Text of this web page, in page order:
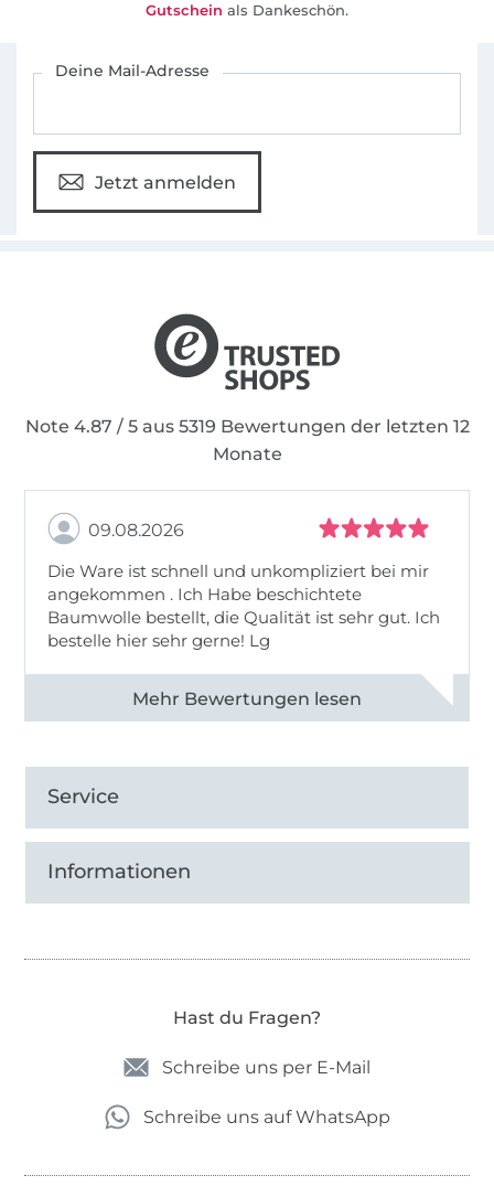
Gutschein als Dankeschön.
Deine Mail-Adresse
Jetzt anmelden
Note 4.87 / 5 aus 5319 Bewertungen der letzten 12
Monate
09.08.2026
Die Ware ist schnell und unkompliziert bei mir
angekommen . Ich Habe beschichtete
Baumwolle bestellt, die Qualität ist sehr gut. Ich
bestelle hier sehr gerne! Lg
Alle 83031 Bewertungen ansehen
Service
Informationen
Hast du Fragen?
Schreibe uns per E-Mail
Schreibe uns auf WhatsApp